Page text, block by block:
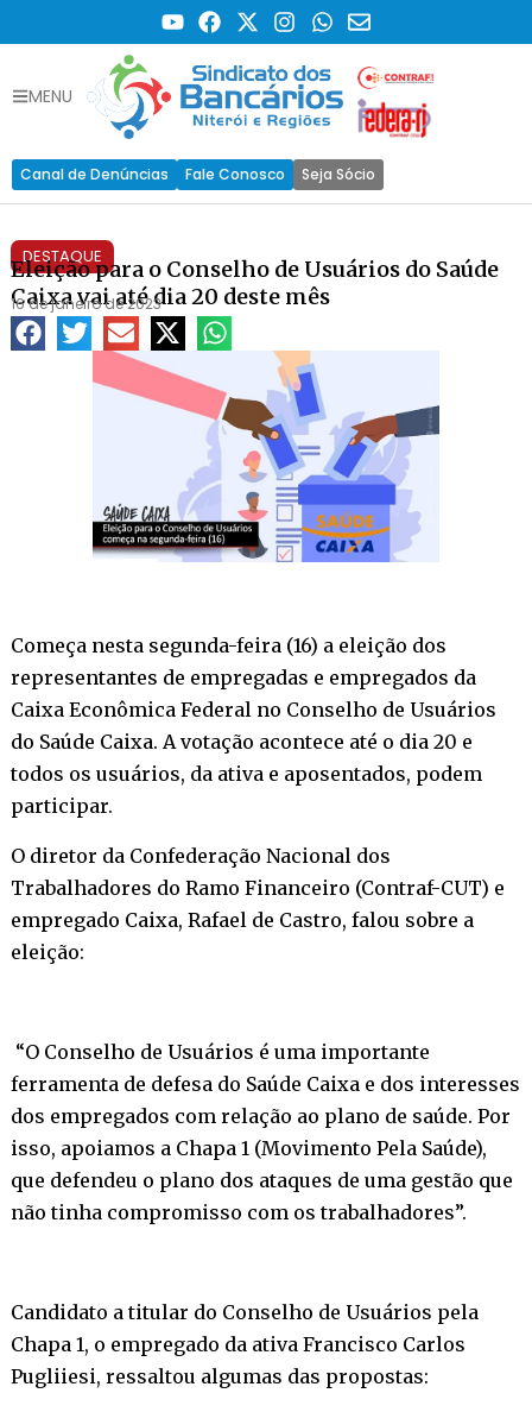
MENU
Canal de Denúncias Fale Conosco Seja Sócio
DESTAQUE
Eleição para o Conselho de Usuários do Saúde
Caixa vai até dia 20 deste mês
16 de janeiro de 2023
Começa nesta segunda-feira (16) a eleição dos
representantes de empregadas e empregados da
Caixa Econômica Federal no Conselho de Usuários
do Saúde Caixa. A votação acontece até o dia 20 e
todos os usuários, da ativa e aposentados, podem
participar.
O diretor da Confederação Nacional dos
Trabalhadores do Ramo Financeiro (Contraf-CUT) e
empregado Caixa, Rafael de Castro, falou sobre a
eleição:
“O Conselho de Usuários é uma importante
ferramenta de defesa do Saúde Caixa e dos interesses
dos empregados com relação ao plano de saúde. Por
isso, apoiamos a Chapa 1 (Movimento Pela Saúde),
que defendeu o plano dos ataques de uma gestão que
não tinha compromisso com os trabalhadores”.
Candidato a titular do Conselho de Usuários pela
Chapa 1, o empregado da ativa Francisco Carlos
Pugliiesi, ressaltou algumas das propostas: